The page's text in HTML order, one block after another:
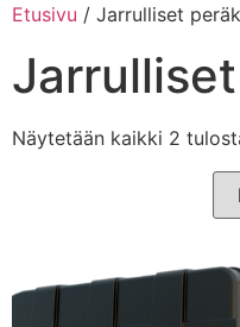
Mene
Etusivu / Jarrulliset
Näytetään kaikki 2